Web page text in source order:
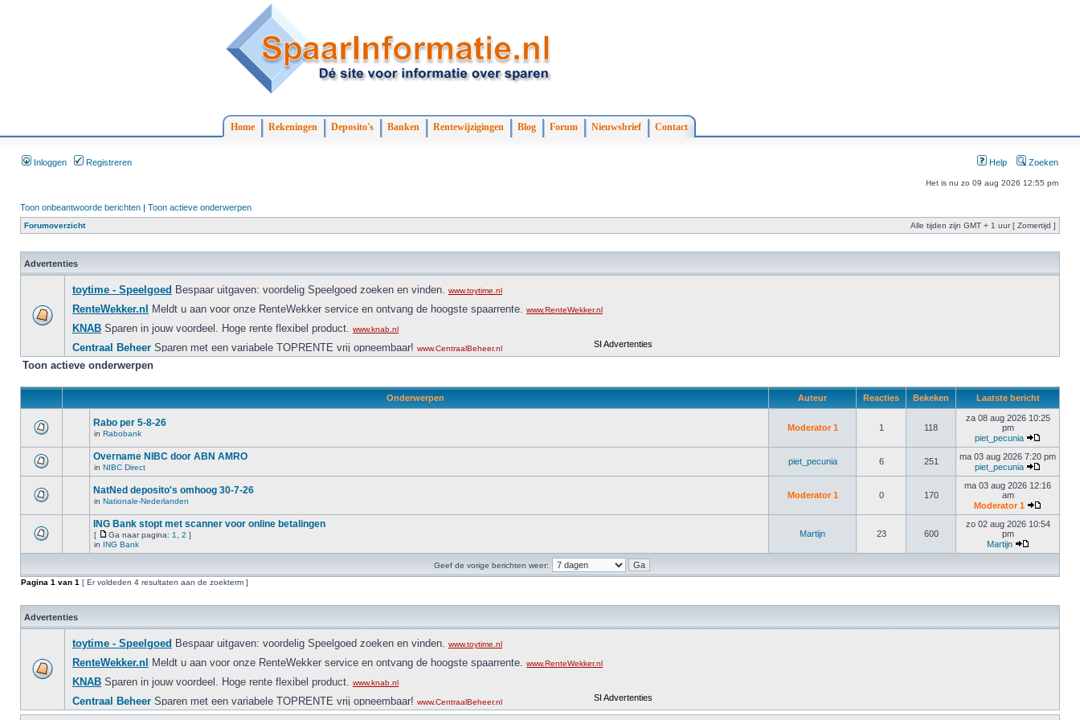
Home Rekeningen Deposito's Banken Rentewijzigingen Blog Forum Nieuwsbrief Contact
Inloggen Registreren Help Zoeken
Het is nu zo 09 aug 2026 12:55 pm
Toon onbeantwoorde berichten | Toon actieve onderwerpen
Forumoverzicht Alle tijden zijn GMT + 1 uur [ Zomertijd ]
Advertenties
Toon actieve onderwerpen
Onderwerpen Auteur Reacties Bekeken Laatste bericht
Rabo per 5-8-26
in Rabobank
Moderator 1 1 118
za 08 aug 2026 10:25
pm
piet_pecunia
Overname NIBC door ABN AMRO
in NIBC Direct
piet_pecunia 6 251
ma 03 aug 2026 7:20 pm
piet_pecunia
NatNed deposito's omhoog 30-7-26
in Nationale-Nederlanden
Moderator 1 0 170
ma 03 aug 2026 12:16
am
Moderator 1
ING Bank stopt met scanner voor online betalingen
[ Ga naar pagina: 1 2 ]
in ING Bank
Martijn 23 600
zo 02 aug 2026 10:54
pm
Martijn
Geef de vorige berichten weer:
Pagina 1 van 1 [ Er voldeden 4 resultaten aan de zoekterm ]
Advertenties